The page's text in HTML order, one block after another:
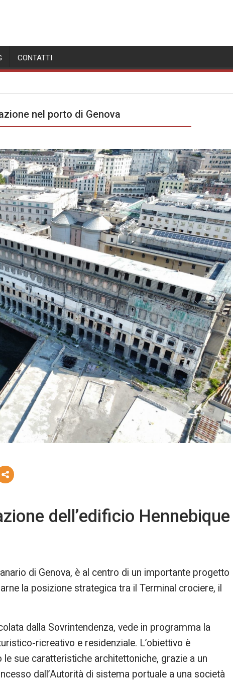
CONTATTI
nel porto di Genova
dell’edificio Hennebique
di Genova, è al centro di un importante progetto
la posizione strategica tra il Terminal crociere, il
dalla Sovrintendenza, vede in programma la
ricreativo e residenziale. L’obiettivo è
sue caratteristiche architettoniche, grazie a un
dall’Autorità di sistema portuale a una società